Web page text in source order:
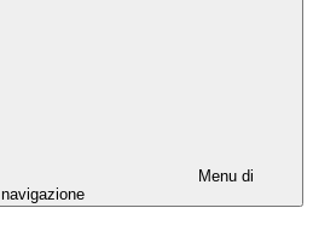
Menu di
navigazione